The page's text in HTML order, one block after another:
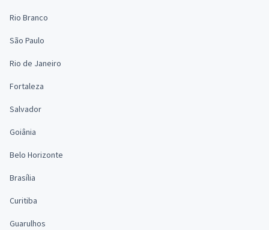
Rio Branco
São Paulo
Rio de Janeiro
Fortaleza
Salvador
Goiânia
Belo Horizonte
Brasília
Curitiba
Guarulhos